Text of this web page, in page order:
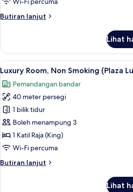
Butiran lanjut
Butiran
Room,
Non
Smoking
Lihat
Lihat
semua
foto
untuk
Luxury
Room,
Non
Smoking
Luxe
5
Luxury Room, Non Smoking (Plaza
Pemandangan bandar
40 meter persegi
1 bilik tidur
Boleh menampung 3
1 Katil Raja (King)
Wi-Fi percuma
Butiran lanjut
Butiran
Lihat